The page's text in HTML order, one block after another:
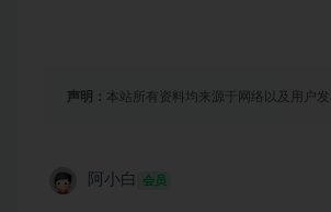
声明： 本站所有资料均来源于网络以及用户
阿小白 会员